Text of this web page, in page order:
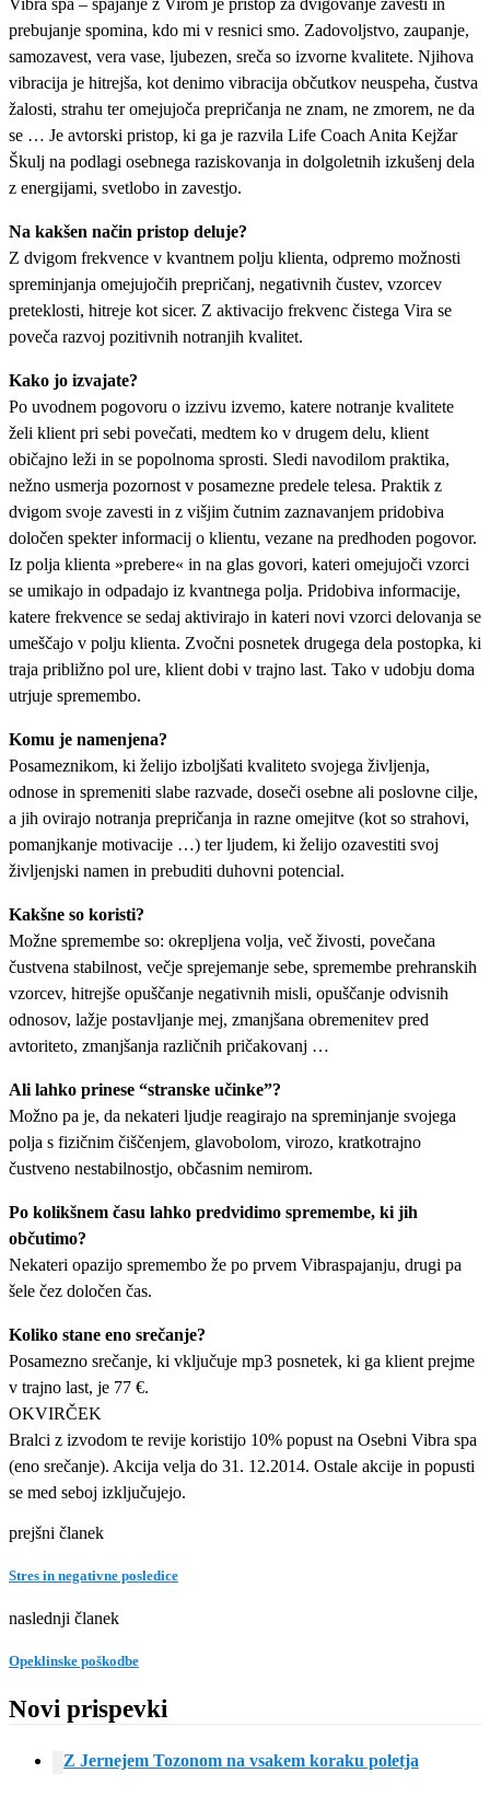
prebujanje spomina, kdo mi v resnici smo. Zadovoljstvo, zaupanje,
samozavest, vera vase, ljubezen, sreča so izvorne kvalitete. Njihova
vibracija je hitrejša, kot denimo vibracija občutkov neuspeha, čustva
žalosti, strahu ter omejujoča prepričanja ne znam, ne zmorem, ne da
se … Je avtorski pristop, ki ga je razvila Life Coach Anita Kejžar
Škulj na podlagi osebnega raziskovanja in dolgoletnih izkušenj dela
z energijami, svetlobo in zavestjo.
Na kakšen način pristop deluje?
Z dvigom frekvence v kvantnem polju klienta, odpremo možnosti
spreminjanja omejujočih prepričanj, negativnih čustev, vzorcev
preteklosti, hitreje kot sicer. Z aktivacijo frekvenc čistega Vira se
poveča razvoj pozitivnih notranjih kvalitet.
Kako jo izvajate?
Po uvodnem pogovoru o izzivu izvemo, katere notranje kvalitete
želi klient pri sebi povečati, medtem ko v drugem delu, klient
običajno leži in se popolnoma sprosti. Sledi navodilom praktika,
nežno usmerja pozornost v posamezne predele telesa. Praktik z
dvigom svoje zavesti in z višjim čutnim zaznavanjem pridobiva
določen spekter informacij o klientu, vezane na predhoden pogovor.
Iz polja klienta »prebere« in na glas govori, kateri omejujoči vzorci
se umikajo in odpadajo iz kvantnega polja. Pridobiva informacije,
katere frekvence se sedaj aktivirajo in kateri novi vzorci delovanja se
umeščajo v polju klienta. Zvočni posnetek drugega dela postopka, ki
traja približno pol ure, klient dobi v trajno last. Tako v udobju doma
utrjuje spremembo.
Komu je namenjena?
Posameznikom, ki želijo izboljšati kvaliteto svojega življenja,
odnose in spremeniti slabe razvade, doseči osebne ali poslovne cilje,
a jih ovirajo notranja prepričanja in razne omejitve (kot so strahovi,
pomanjkanje motivacije …) ter ljudem, ki želijo ozavestiti svoj
življenjski namen in prebuditi duhovni potencial.
Kakšne so koristi?
Možne spremembe so: okrepljena volja, več živosti, povečana
čustvena stabilnost, večje sprejemanje sebe, spremembe prehranskih
vzorcev, hitrejše opuščanje negativnih misli, opuščanje odvisnih
odnosov, lažje postavljanje mej, zmanjšana obremenitev pred
avtoriteto, zmanjšanja različnih pričakovanj …
Ali lahko prinese “stranske učinke”?
Možno pa je, da nekateri ljudje reagirajo na spreminjanje svojega
polja s fizičnim čiščenjem, glavobolom, virozo, kratkotrajno
čustveno nestabilnostjo, občasnim nemirom.
Po kolikšnem času lahko predvidimo spremembe, ki jih
občutimo?
Nekateri opazijo spremembo že po prvem Vibraspajanju, drugi pa
šele čez določen čas.
Koliko stane eno srečanje?
Posamezno srečanje, ki vključuje mp3 posnetek, ki ga klient prejme
v trajno last, je 77 €.
OKVIRČEK
Bralci z izvodom te revije koristijo 10% popust na Osebni Vibra spa
(eno srečanje). Akcija velja do 31. 12.2014. Ostale akcije in popusti
se med seboj izključujejo.
prejšni članek
Stres in negativne posledice
naslednji članek
Opeklinske poškodbe
Novi prispevki
Z Jernejem Tozonom na vsakem koraku poletja